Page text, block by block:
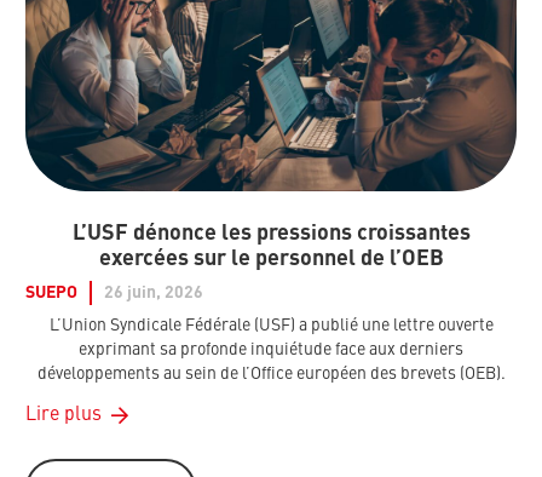
L’USF dénonce les pressions croissantes
exercées sur le personnel de l’OEB
SUEPO
26 juin, 2026
L’Union Syndicale Fédérale (USF) a publié une lettre ouverte
exprimant sa profonde inquiétude face aux derniers
développements au sein de l’Office européen des brevets (OEB).
Lire plus